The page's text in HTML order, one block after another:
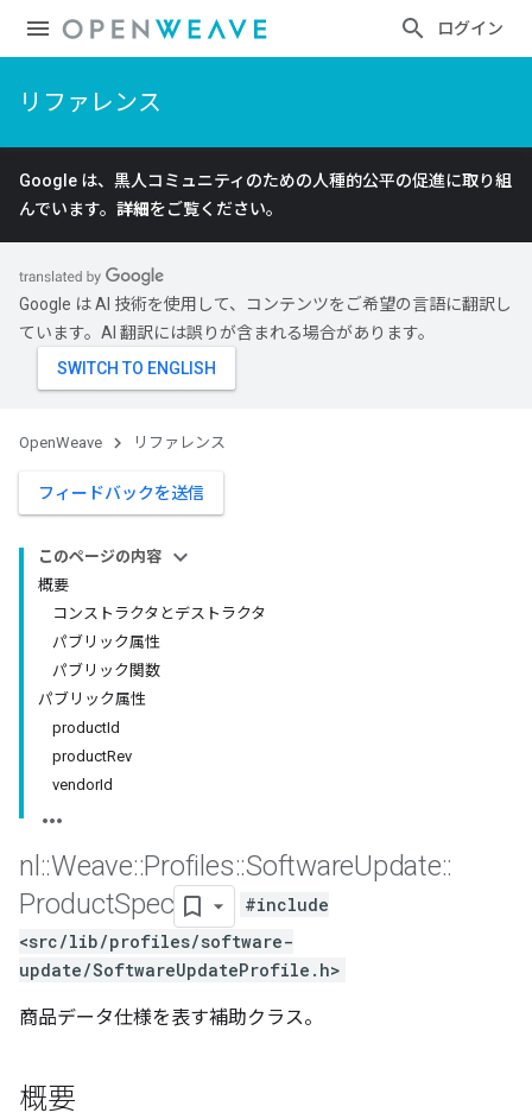
ログイン
リファレンス
Google は、黒人コミュニティのための人種的公平の促進に取り組
んでいます。 詳細をご覧ください。
Google は AI 技術を使用して、コンテンツをご希望の言語に翻訳し
ています。AI 翻訳には誤りが含まれる場合があります。
OpenWeave リファレンス
フィードバックを送信
このページの内容
概要
コンストラクタとデストラクタ
パブリック属性
パブリック関数
パブリック属性
productId
productRev
vendorId
nl ::Weave::Profiles::SoftwareUpdate::
ProductSpec
#include
<src/lib/profiles/software-
update/SoftwareUpdateProfile.h>
商品データ仕様を表す補助クラス。
概要